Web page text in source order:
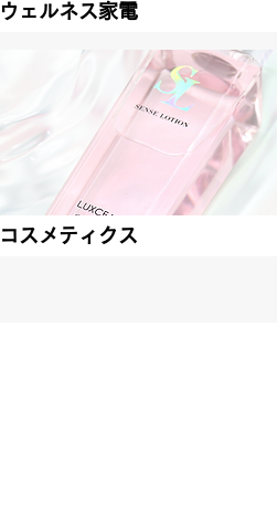
ウェルネス家電
コスメティクス